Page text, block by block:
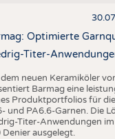
Optimierte
Titer-
neuen Keramiköler
Barmag eine
Produktportfolios für
und PA6.6-Garnen. Die
Titer-Anwendungen
Denier ausgelegt.